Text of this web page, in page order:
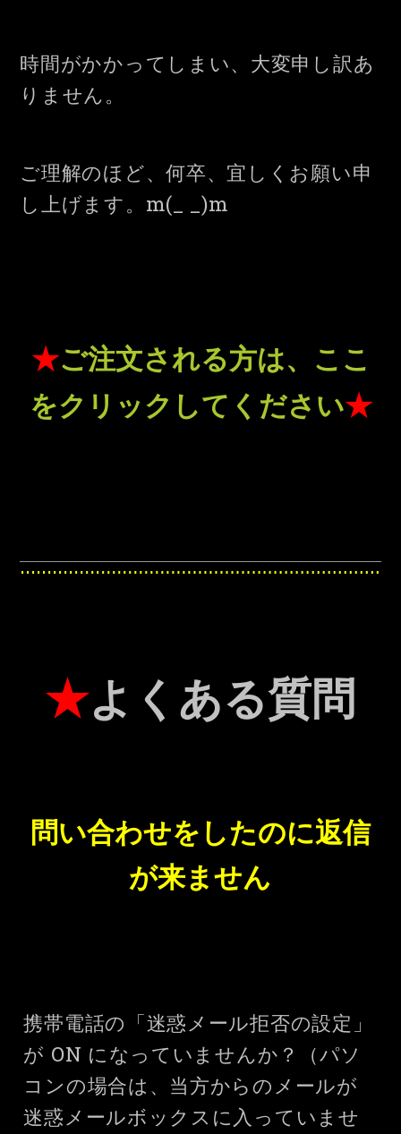
時間がかかってしまい、大変申し訳あ
りません。
ご理解のほど、何卒、宜しくお願い申
し上げます。m(_ _)m
★ご注文される方は、ここ
をクリックしてください★
★よくある質問
問い合わせをしたのに返信
が来ません
携帯電話の「迷惑メール拒否の設定」
が ON になっていませんか？（パソ
コンの場合は、当方からのメールが
迷惑メールボックスに入っていませ